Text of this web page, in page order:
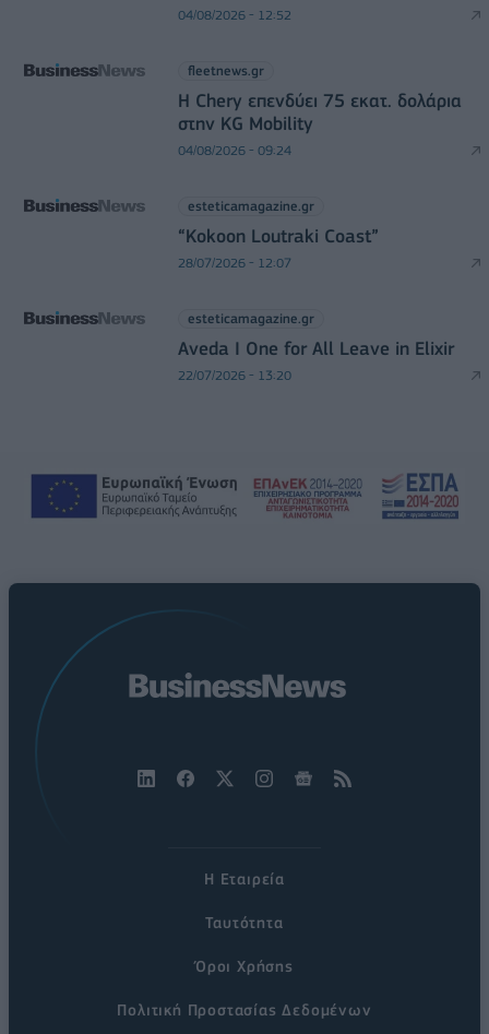
04/08/2026 - 12:52
fleetnews.gr
Η Chery επενδύει 75 εκατ. δολάρια
στην KG Mobility
04/08/2026 - 09:24
esteticamagazine.gr
“Kokoon Loutraki Coast”
28/07/2026 - 12:07
esteticamagazine.gr
Aveda I One for All Leave in Elixir
22/07/2026 - 13:20
Η Εταιρεία
Ταυτότητα
Όροι Χρήσης
Πολιτική Προστασίας Δεδομένων